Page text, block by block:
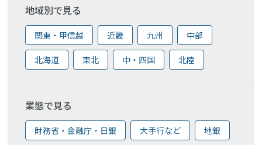
地域別で見る
関東・甲信越 近畿 九州 中部
北海道 東北 中・四国 北陸
業態で見る
財務省・金融庁・日銀 大手行など 地銀